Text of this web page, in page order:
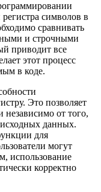
символов в
сравнивать
и строчными
приводит все
этот процесс
в коде.
Это позволяет
независимо от того,
данных.
для
могут
использование
корректно